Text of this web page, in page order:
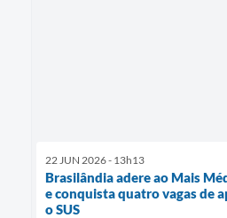
22 JUN 2026 - 13h13
Brasilândia adere ao Mais
e conquista quatro vagas de
o SUS